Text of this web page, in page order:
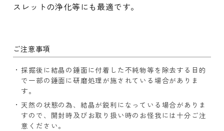
スレットの浄化等にも最適です。
ご注意事項
採掘後に結晶の錘面に付着した不純物等を除去する目的
で一部の錘面に研磨処理が施されている場合がありま
す。
天然の状態の為、結晶が鋭利になっている場合がありま
すので、開封時及びお取り扱い時のお怪我には十分ご注
意ください。